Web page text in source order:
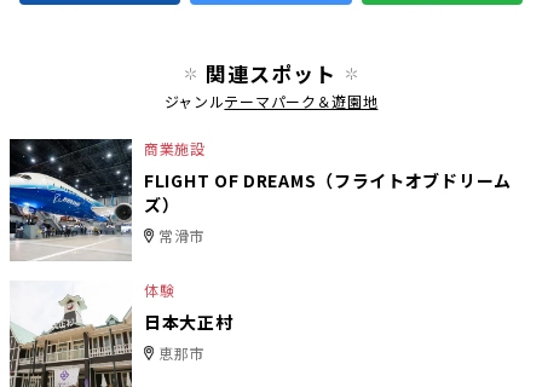
関連スポット
ジャンルテーマパーク＆遊園地
商業施設
FLIGHT OF DREAMS（フライトオブドリーム
ズ）
常滑市
体験
日本大正村
恵那市